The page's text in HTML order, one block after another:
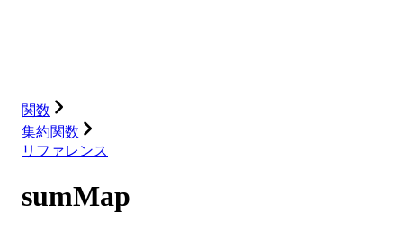
関数
集約関数
リファレンス
sumMap